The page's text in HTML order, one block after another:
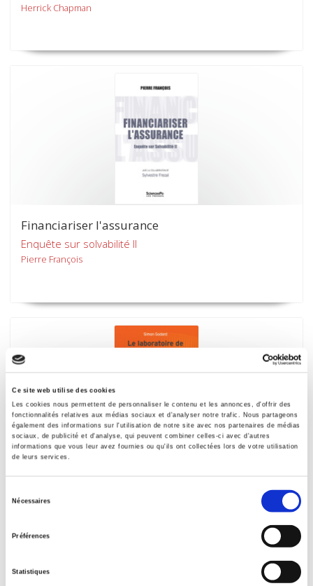
Ce site web utilise des cookies
Les cookies nous permettent de personnaliser le contenu et les annonces, d'offrir des
fonctionnalités relatives aux médias sociaux et d'analyser notre trafic. Nous partageons
également des informations sur l'utilisation de notre site avec nos partenaires de médias
sociaux, de publicité et d'analyse, qui peuvent combiner celles-ci avec d'autres
informations que vous leur avez fournies ou qu'ils ont collectées lors de votre utilisation
de leurs services.
Nécessaires
Préférences
Statistiques
Herrick Chapman
Financiariser l'assurance
Enquête sur solvabilité II
Pierre François
Le laboratoire de l'internationalisme
Le CAEM et la construction du bloc socialiste (1949-